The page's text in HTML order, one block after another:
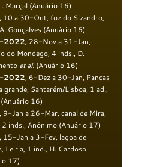
Marçal (Anuário 16)
10 a 30-Out, foz do Sizandro,
Gonçalves (Anuário 16)
2022, 28-Nov a 31-Jan,
do Mondego, 4 inds., D.
et al. (Anuário 16)
2022, 6-Dez a 30-Jan, Pancas
grande, Santarém/Lisboa, 1 ad.,
16)
9-Jan a 26-Mar, canal de Mira,
2 inds., Anónimo (Anuário 17)
15-Jan a 3-Fev, lagoa de
Leiria, 1 ind., H. Cardoso
17)